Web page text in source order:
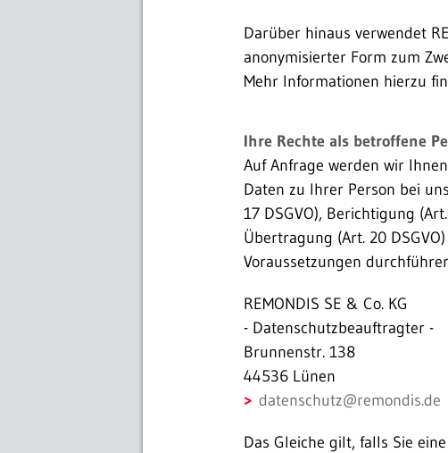
Darüber hinaus verwendet
anonymisierter Form zum
Mehr Informationen hierzu
Ihre Rechte als betroffene
Auf Anfrage werden wir
Daten zu Ihrer Person bei
17 DSGVO), Berichtigung
Übertragung (Art. 20
Voraussetzungen
REMONDIS SE & Co. KG
- Datenschutzbeauftragter -
Brunnenstr. 138
44536 Lünen
datenschutz@remondis.de
Das Gleiche gilt, falls Sie